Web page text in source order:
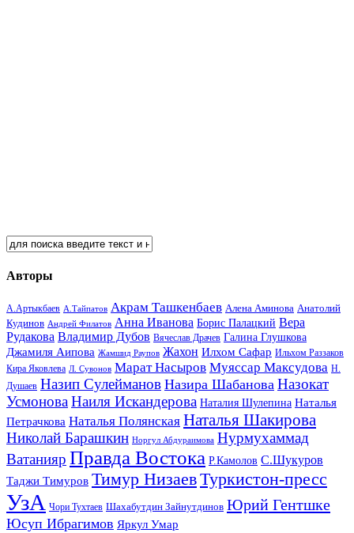
Авторы
А.Артыкбаев А.Тайпатов Акрам Ташкенбаев Алена Аминова Анатолий
Кудинов Андрей Филатов Анна Иванова Борис Палацкий Вера
Рудакова Владимир Дубов Вячеслав Драчев Галина Глушкова
Джамиля Аипова Жамшид Раупов Жахон Илхом Сафар Ильхом Раззаков
Кира Яковлева Л. Сувонов Марат Насыров Муяссар Максудова Н.
Душаев Назип Сулейманов Назира Шабанова Назокат
УсмоноваНаиля Искандерова Наталия Шулепина Наталья
Петрачкова Наталья Полянская Наталья Шакирова
Николай Барашкин Норгул Абдураимова Нурмухаммад
Ватанияр Правда Востока Р.Камолов С.Шукуров
Таджи Тимуров Тимур НизаевТуркистон-пресс
УзА Чори Тухтаев Шахабутдин Зайнутдинов Юрий Гентшке
Юсуп Ибрагимов Яркул Умар